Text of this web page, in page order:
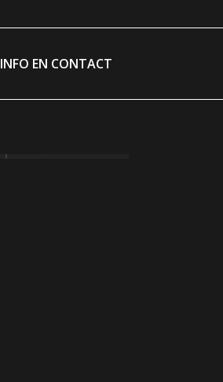
INFO EN CONTACT